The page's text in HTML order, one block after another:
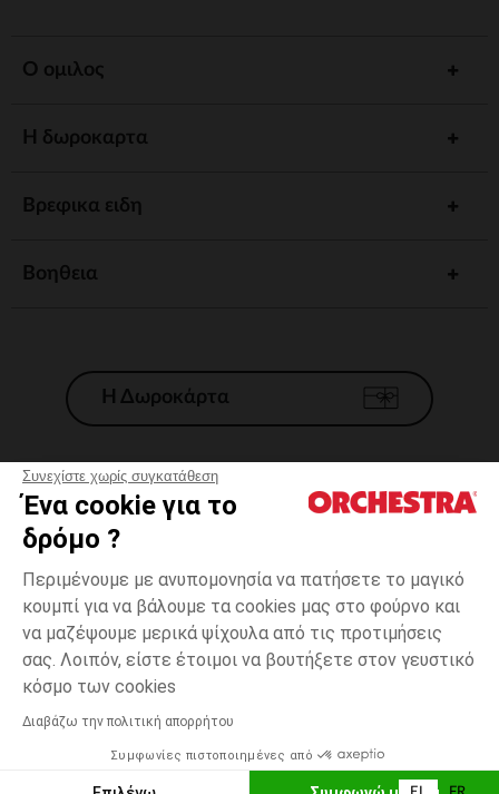
Συνεχίστε χωρίς συγκατάθεση
Ένα cookie για το
δρόμο ?
Περιμένουμε με ανυπομονησία να πατήσετε το μαγικό
κουμπί για να βάλουμε τα cookies μας στο φούρνο και
να μαζέψουμε μερικά ψίχουλα από τις προτιμήσεις
σας. Λοιπόν, είστε έτοιμοι να βουτήξετε στον γευστικό
κόσμο των cookies
Διαβάζω την πολιτική απορρήτου
Συμφωνίες πιστοποιημένες από
Εκρού
1
Δυνατότητα πληρωμής με
ΠΡΟΣΘΉΚΗ ΣΤΟ ΚΑΛΆΘΙ
Ο ομιλος
Η δωροκαρτα
Βρεφικα ειδη
Βοηθεια
Η Δωροκάρτα
Γενικοί 'Οροι Πώλησης
*Εμπορικες προσφορες
Προσωπικά δεδομένα
Διαχείρηση των cookies
Προσβασιμότητα: μη συμμορφούμενη
H Orchestra συμμετέχει στον κωδικά δεοντολογίας και στο σύστημα
μεσολάβησης της Γαλλικής Ομοσπονδίας Ηλεκτρονικού Εμπορίου.